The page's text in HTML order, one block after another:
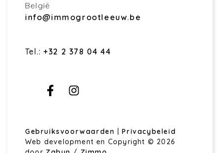
België
info@immogrootleeuw.be
Tel.: +32 2 378 04 44
Gebruiksvoorwaarden |Privacybeleid
Web development en Copyright © 2026